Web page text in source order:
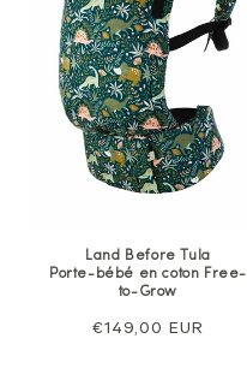
Land Before Tula
Porte-bébé en coton Free-
to-Grow
Prix
€149,00 EUR